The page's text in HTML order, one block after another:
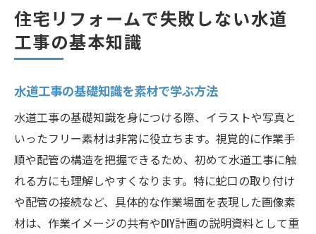
住宅リフォームで失敗しない水道
工事の基本知識
水道工事の基礎知識を素材で学ぶ方法
水道工事の基礎知識を身につける際、イラストや写真と
いったフリー素材は非常に役立ちます。視覚的に作業手
順や配管の構造を把握できるため、初めて水道工事に触
れる方にも理解しやすくなります。特に蛇口の取り付け
や配管の接続など、具体的な作業場面を表現した画像素
材は、作業イメージの共有やDIY計画の説明資料として重